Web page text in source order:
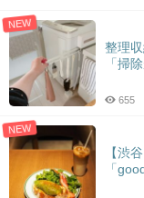
NEW
整理
「掃
655
NEW
【渋
「